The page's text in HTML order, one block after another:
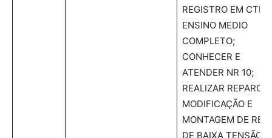
REGISTRO EM
ENSINO MEDIO
COMPLETO;
CONHECER E
ATENDER NR 10;
REALIZAR REPAROS,
MODIFICAÇÃO E
MONTAGEM DE
DE BAIXA TENSÃO,